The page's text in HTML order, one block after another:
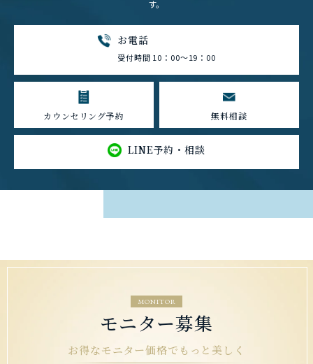
す。
お電話
受付時間 10：00～19：00
カウンセリング予約 無料相談
LINE予約・相談
MONITOR
モニター募集
お得なモニター価格でもっと美しく